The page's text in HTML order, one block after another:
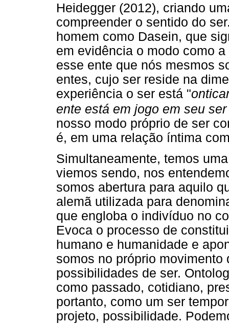
Heidegger (2012), criando
compreender o sentido do
homem como Dasein, que
em evidência o modo como
esse ente que nós mesmos
entes, cujo ser reside na
experiência o ser está "
ente está em jogo em seu
nosso modo próprio de ser
é, em uma relação íntima
Simultaneamente, temos
viemos sendo, nos
somos abertura para aquilo
alemã utilizada para
que engloba o indivíduo no
Evoca o processo de
humano e humanidade e
somos no próprio
possibilidades de ser.
como passado, cotidiano,
portanto, como um ser
projeto, possibilidade.